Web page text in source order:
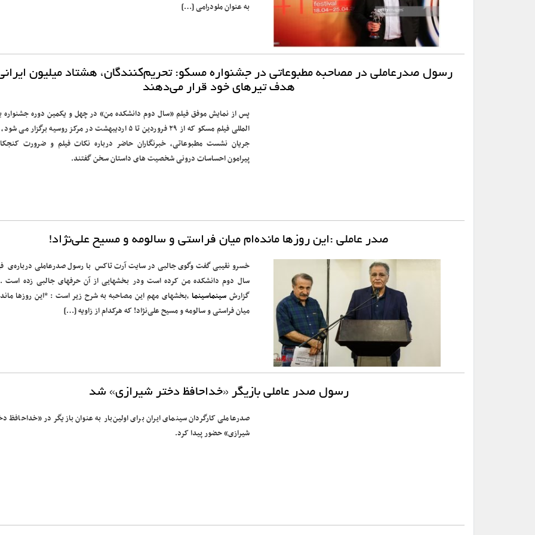
به عنوان ملودرامی […]
رسول صدرعاملی در مصاحبه مطبوعاتی در جشنواره مسکو: تحریم‌کنندگان، هشتاد میلیون
هدف تیرهای خود قرار می‌دهند
پس از نمایش موفق فیلم «سال دوم دانشکده من» در چهل و یکمین دوره جشنواره
المللی فیلم مسکو که از ۲۹ فروردین تا ۵ اردیبهشت در مرکز روسیه برگزار می
جریان نشست مطبوعاتی، خبرنگاران حاضر درباره نکات فیلم و ضرورت
پیرامون احساسات درونی شخصیت های داستان سخن گفتند.
صدر عاملی :این روزها مانده‌ام میان فراستی و سالومه و مسیح علی‌نژاد!
خسرو نقیبی گفت وگوی جالبی در سایت آرت تاکس با رسول صدرعاملی درباره‌ی
سال دوم دانشکده من کرده است ودر بخشهایی از آن حرفهای جالبی زده است
گزارش سینماسینما،بخشهای مهم این مصاحبه به شرح زیر است : *این روزها
میان فراستی و سالومه و مسیح علی‌نژاد! که هرکدام از زاویه […]
رسول صدر عاملی بازیگر «خداحافظ دختر شیرازی» شد
صدرعاملی کارگردان سینمای ایران برای اولین‌بار به عنوان بازیگر در «خداحافظ
شیرازی» حضور پیدا کرد.